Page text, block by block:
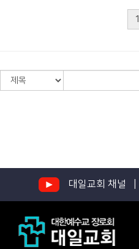
1
대일교회 채널 |